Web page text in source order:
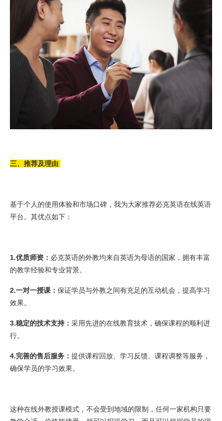
三、推荐及理由
基于个人的使用体验和市场口碑，我为大家推荐必克英语在线英语
平台。其优点如下：
1.优质师资： 必克英语的外教均来自英语为母语的国家，拥有丰富
的教学经验和专业背景。
2.一对一授课： 保证学员与外教之间有充足的互动机会，提高学习
效果。
3.稳定的技术支持： 采用先进的在线教育技术，确保课程的顺利进
行。
4.完善的售后服务： 提供课程回放、学习反馈、课程调整等服务，
确保学员的学习效果。
这种在线外教授课模式，不会受到地域的限制，任何一家机构只要